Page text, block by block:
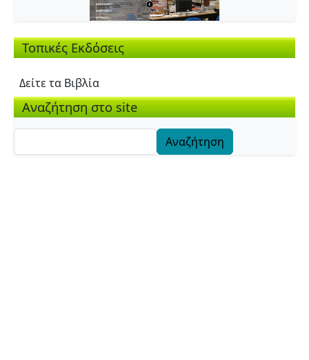
Τοπικές Εκδόσεις
Δείτε τα Βιβλία
Αναζήτηση στο site